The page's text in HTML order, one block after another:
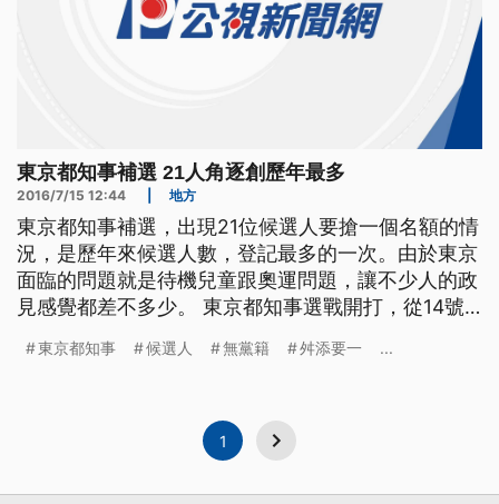
東京都知事補選 21人角逐創歷年最多
2016/7/15 12:44 地方
東京都知事補選，出現21位候選人要搶一個名額的情
況，是歷年來候選人數，登記最多的一次。由於東京
面臨的問題就是待機兒童跟奧運問題，讓不少人的政
見感覺都差不多少。 東京都知事選戰開打，從14號
史上最難的選戰，因為這次登記候選的人數，是史上
東京都知事 候選人 無黨籍 舛添要一 ...
1